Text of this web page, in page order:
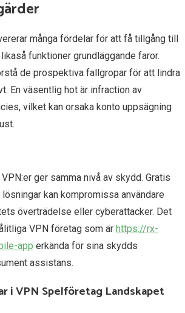
många fördelar för att få tillgång till
funktioner grundläggande faror.
de prospektiva fallgropar för att lindra
En väsentlig hot är infraction av
vilket kan orsaka konto uppsägning
ger samma nivå av skydd. Gratis
kan kompromissa användare
överträdelse eller cyberattacker. Det
VPN företag som är https://rx-
app erkända för sina skydds
assistans.
i VPN Spelföretag Landskapet